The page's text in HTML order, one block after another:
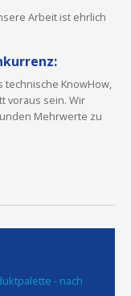
Arbeit ist ehrlich
technische KnowHow,
voraus sein. Wir
Mehrwerte zu
- nach